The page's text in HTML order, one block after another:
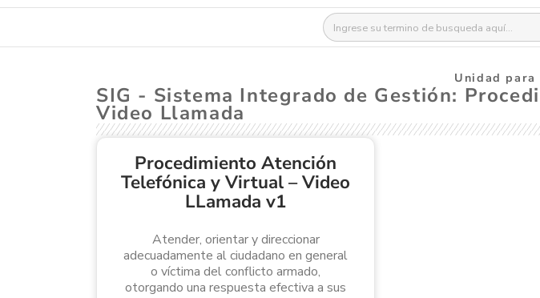
Buscar:
Unidad
SIG - Sistema Integrado de Gestión:
Video Llamada
Procedimiento Atención
Telefónica y Virtual – Video
LLamada v1
Atender, orientar y direccionar
adecuadamente al ciudadano en general
o víctima del conflicto armado,
otorgando una respuesta efectiva a sus